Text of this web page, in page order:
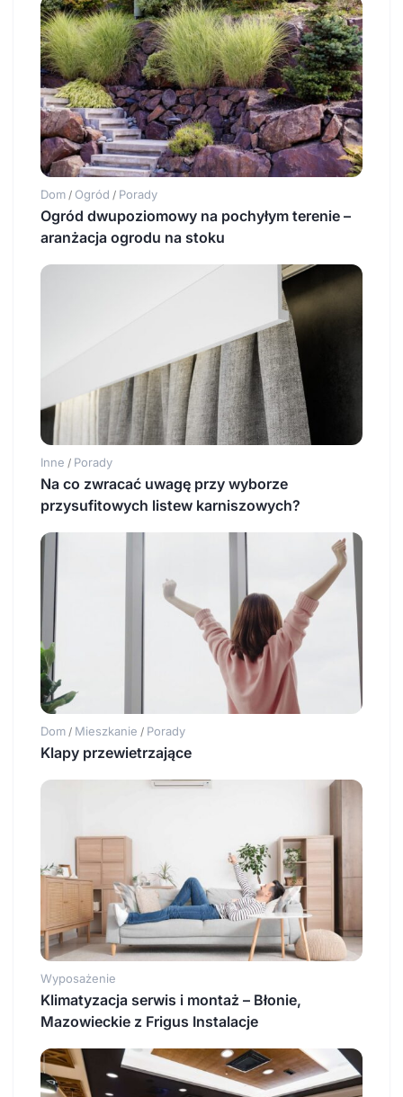
Dom / Ogród / Porady
Ogród dwupoziomowy na pochyłym terenie –
aranżacja ogrodu na stoku
Inne / Porady
Na co zwracać uwagę przy wyborze
przysufitowych listew karniszowych?
Dom / Mieszkanie / Porady
Klapy przewietrzające
Wyposażenie
Klimatyzacja serwis i montaż – Błonie,
Mazowieckie z Frigus Instalacje